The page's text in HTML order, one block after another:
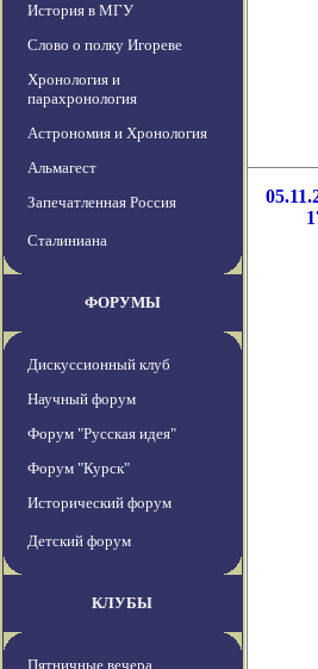
История в МГУ
Слово о полку Игореве
Хронология и
парахронология
Астрономия и Хронология
Альмагест
Запечатленная Россия
Сталиниана
ФОРУМЫ
Дискуссионный клуб
Научный форум
Форум "Русская идея"
Форум "Курск"
Исторический форум
Детский форум
КЛУБЫ
Пятничные вечера